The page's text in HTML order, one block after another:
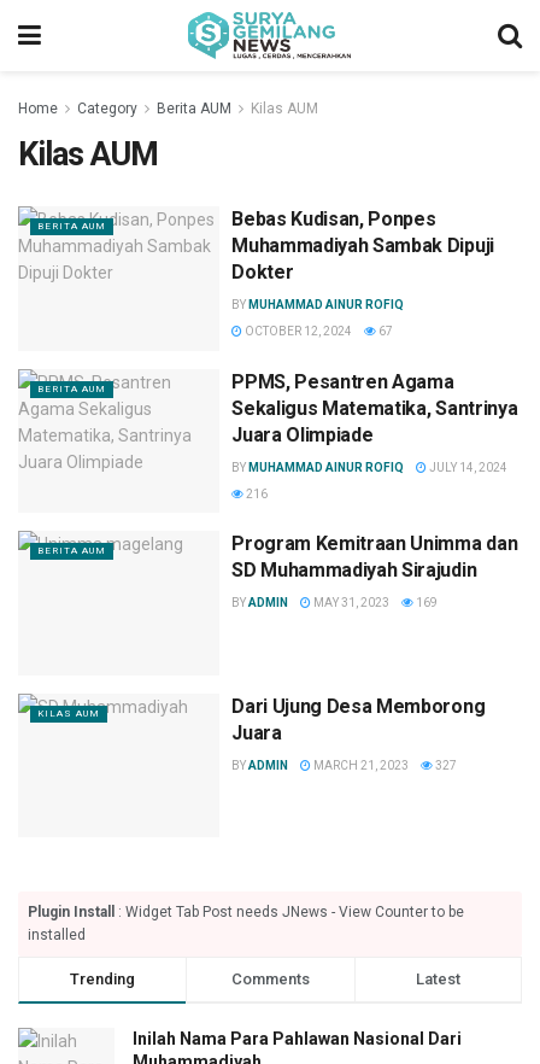
Home Category Berita AUM Kilas AUM
Kilas AUM
BERITA AUM
Bebas Kudisan, Ponpes
Muhammadiyah Sambak Dipuji
Dokter
BY MUHAMMAD AINUR ROFIQ
OCTOBER 12, 2024
67
BERITA AUM
PPMS, Pesantren Agama
Sekaligus Matematika, Santrinya
Juara Olimpiade
BY MUHAMMAD AINUR ROFIQ
JULY 14, 2024
216
BERITA AUM
Program Kemitraan Unimma dan
SD Muhammadiyah Sirajudin
BYADMIN MAY 31, 2023 169
KILAS AUM
Dari Ujung Desa Memborong
Juara
BYADMIN MARCH 21, 2023 327
Plugin Install
: Widget Tab Post needs JNews - View Counter to be
installed
Trending Comments Latest
Inilah Nama Para Pahlawan Nasional Dari